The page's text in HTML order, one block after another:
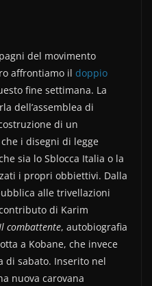
del movimento
affrontiamo il doppio
fine settimana. La
dell’assemblea di
di un
i disegni di legge
sia lo Sblocca Italia o la
i propri obbiettivi. Dalla
alle trivellazioni
di Karim
Il combattente, autobiografia
a Kobane, che invece
di sabato. Inserito nel
nuova carovana